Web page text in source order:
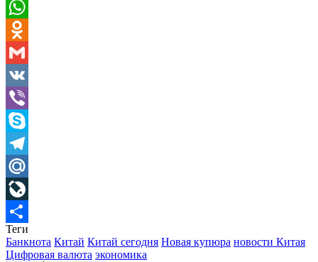
Pinterest
WhatsApp
Odnoklassniki
Gmail
VK
Viber
Skype
Telegram
Mail.Ru
LiveJournal
Отправить
Теги
Банкнота Китай Китай сегодня Новая купюра новости Китая
Цифровая валюта экономика